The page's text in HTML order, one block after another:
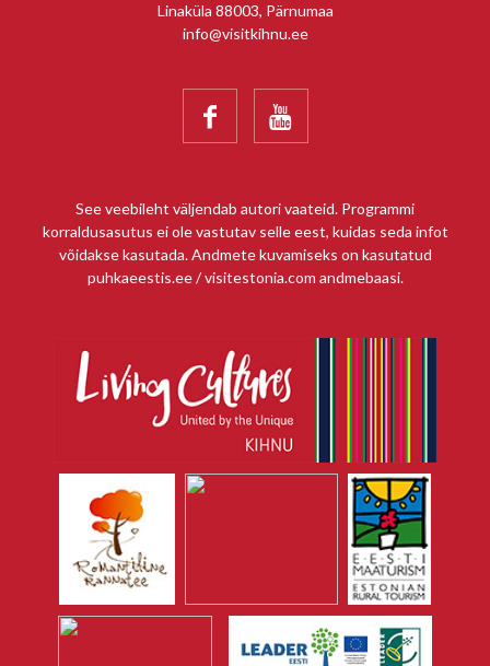
Linaküla 88003, Pärnumaa
info@visitkihnu.ee
 
See veebileht väljendab autori vaateid. Programmi
korraldusasutus ei ole vastutav selle eest, kuidas seda infot
võidakse kasutada. Andmete kuvamiseks on kasutatud
puhkaeestis.ee / visitestonia.com andmebaasi.